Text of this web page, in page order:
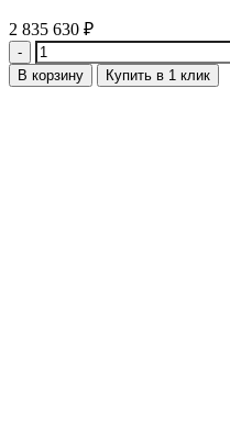
2 835 630 ₽
Количество
В корзину Купить в 1 клик